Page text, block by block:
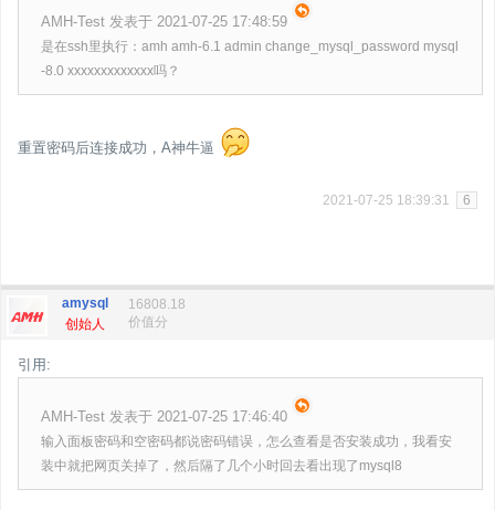
AMH-Test 发表于 2021-07-25 17:48:59
是在ssh里执行：amh amh-6.1 admin change_mysql_password mysql
-8.0 xxxxxxxxxxxxx吗？
重置密码后连接成功，A神牛逼
2021-07-25 18:39:31 6
amysql
创始人
16808.18
价值分
引用:
AMH-Test 发表于 2021-07-25 17:46:40
输入面板密码和空密码都说密码错误，怎么查看是否安装成功，我看安
装中就把网页关掉了，然后隔了几个小时回去看出现了mysql8